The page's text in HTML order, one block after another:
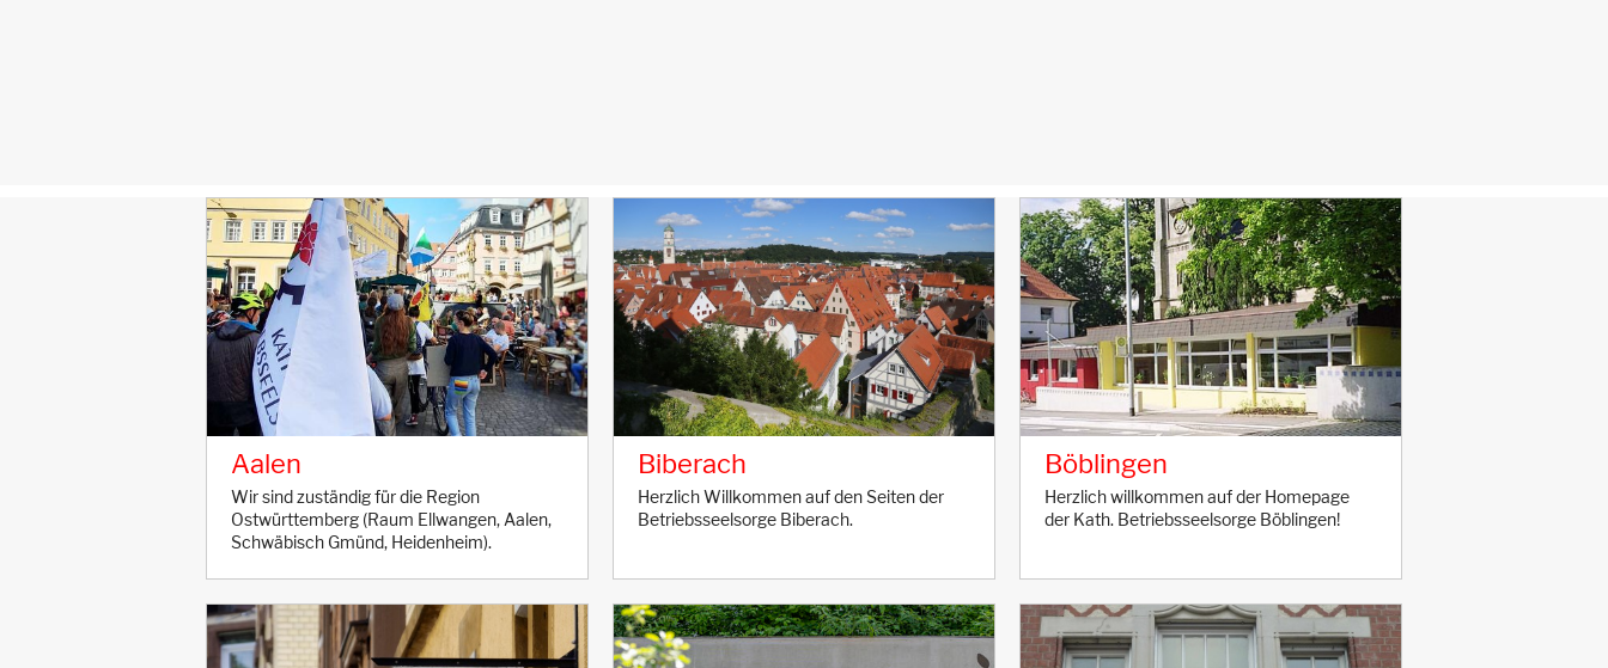
Aalen
Wir sind zuständig für die Region
Ostwürttemberg (Raum Ellwangen, Aalen,
Schwäbisch Gmünd, Heidenheim).
Biberach
Herzlich Willkommen auf den Seiten der
Betriebsseelsorge Biberach.
Böblingen
Herzlich willkommen auf der Homepage
der Kath. Betriebsseelsorge Böblingen!